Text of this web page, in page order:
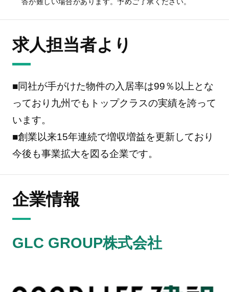
求人担当者より
■同社が手がけた物件の入居率は99％以上とな
っており九州でもトップクラスの実績を誇って
います。
■創業以来15年連続で増収増益を更新しており
今後も事業拡大を図る企業です。
企業情報
GLC GROUP株式会社